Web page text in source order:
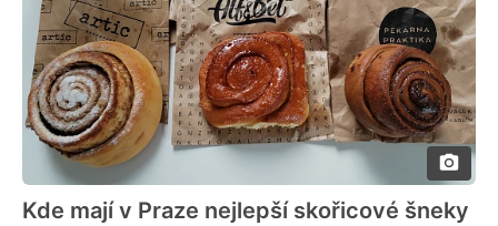
Kde mají v Praze nejlepší skořicové šneky